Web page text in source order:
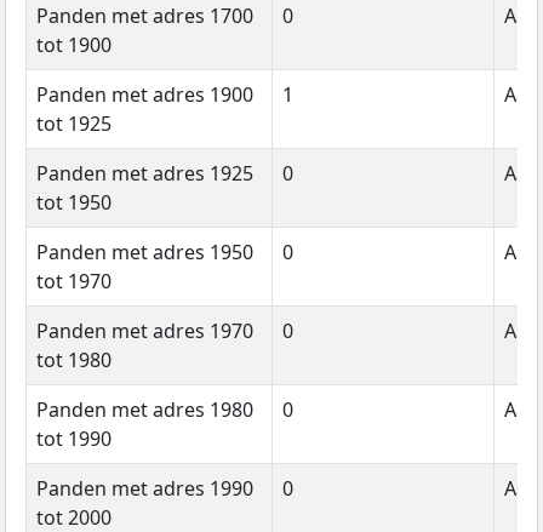
Panden met adres 1700
tot 1900
0
Panden met adres 1900
tot 1925
1
Panden met adres 1925
tot 1950
0
Panden met adres 1950
tot 1970
0
Panden met adres 1970
tot 1980
0
Panden met adres 1980
tot 1990
0
Panden met adres 1990
tot 2000
0